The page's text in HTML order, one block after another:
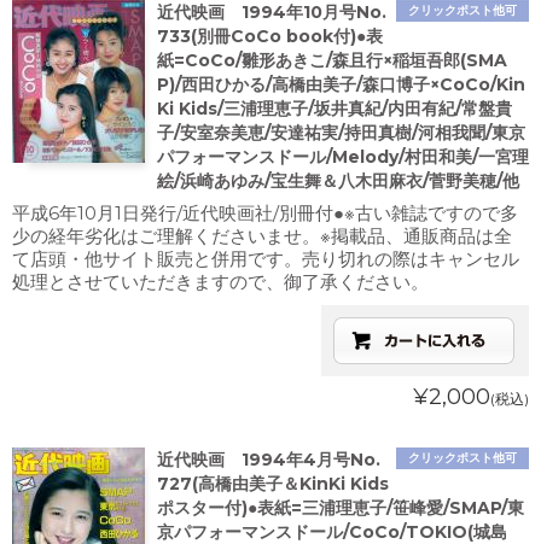
クリックポスト他可
近代映画 1994年10月号No.
733(別冊CoCo book付)●表
紙=CoCo/雛形あきこ/森且行×稲垣吾郎(SMA
P)/西田ひかる/高橋由美子/森口博子×CoCo/Kin
Ki Kids/三浦理恵子/坂井真紀/内田有紀/常盤貴
子/安室奈美恵/安達祐実/持田真樹/河相我聞/東京
パフォーマンスドール/Melody/村田和美/一宮理
絵/浜崎あゆみ/宝生舞＆八木田麻衣/菅野美穂/他
平成6年10月1日発行/近代映画社/別冊付●※古い雑誌ですので多
少の経年劣化はご理解くださいませ。※掲載品、通販商品は全
て店頭・他サイト販売と併用です。売り切れの際はキャンセル
処理とさせていただきますので、御了承ください。
¥2,000(税込)
クリックポスト他可
近代映画 1994年4月号No.
727(高橋由美子＆KinKi Kids
ポスター付)●表紙=三浦理恵子/笹峰愛/SMAP/東
京パフォーマンスドール/CoCo/TOKIO(城島